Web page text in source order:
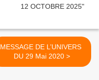
MESSAGE DE L’UNIVERS
DU 29 Mai 2020 >